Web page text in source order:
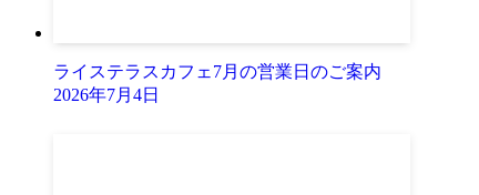
ライステラスカフェ7月の営業日のご案内
2026年7月4日